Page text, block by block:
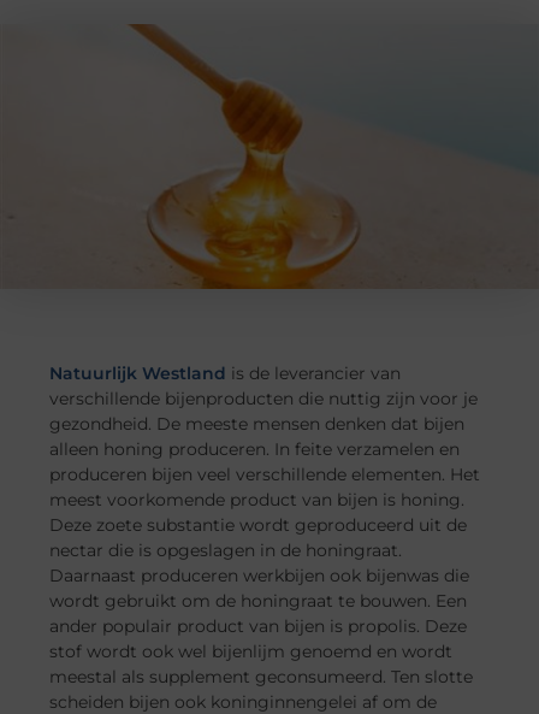
Natuurlijk Westland is de leverancier van
verschillende bijenproducten die nuttig zijn voor je
gezondheid. De meeste mensen denken dat bijen
alleen honing produceren. In feite verzamelen en
produceren bijen veel verschillende elementen. Het
meest voorkomende product van bijen is honing.
Deze zoete substantie wordt geproduceerd uit de
nectar die is opgeslagen in de honingraat.
Daarnaast produceren werkbijen ook bijenwas die
wordt gebruikt om de honingraat te bouwen. Een
ander populair product van bijen is propolis. Deze
stof wordt ook wel bijenlijm genoemd en wordt
meestal als supplement geconsumeerd. Ten slotte
scheiden bijen ook koninginnengelei af om de